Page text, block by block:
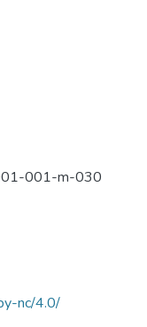
001-m-030
nc/4.0/